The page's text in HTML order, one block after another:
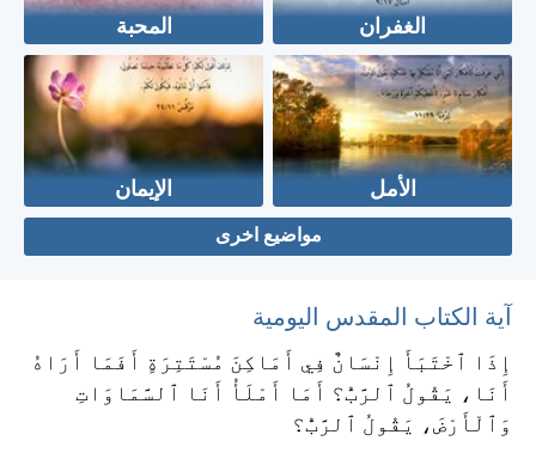
الغفران المحبة
الأمل الإيمان
مواضيع اخرى
آية الكتاب المقدس اليومية
إِذَا ٱخْتَبَأَ إِنْسَانٌ فِي أَمَاكِنَ مُسْتَتِرَةٍ أَفَمَا أَرَاهُ
أَنَا، يَقُولُ ٱلرَّبُّ؟ أَمَا أَمْلَأُ أَنَا ٱلسَّمَاوَاتِ
وَٱلْأَرْضَ، يَقُولُ ٱلرَّبُّ؟